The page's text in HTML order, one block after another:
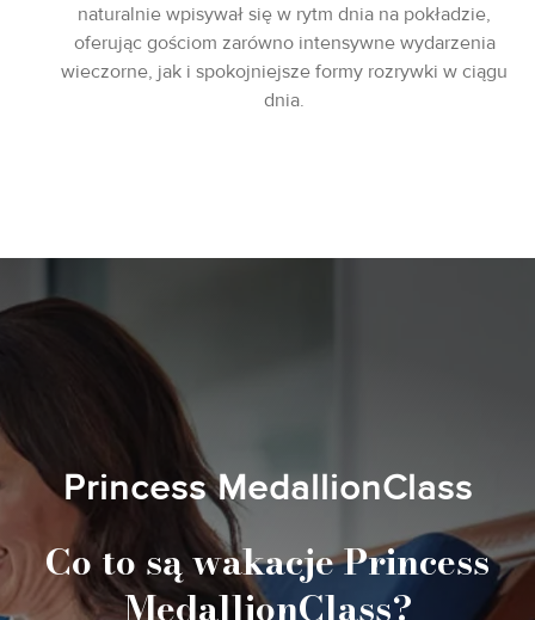
naturalnie wpisywał się w rytm dnia na pokładzie,
oferując gościom zarówno intensywne wydarzenia
wieczorne, jak i spokojniejsze formy rozrywki w ciągu
dnia.
Princess MedallionClass
Co to są wakacje Princess
MedallionClass?